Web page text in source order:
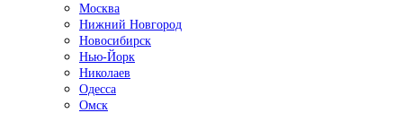
Москва
Нижний Новгород
Новосибирск
Нью-Йорк
Николаев
Одесса
Омск